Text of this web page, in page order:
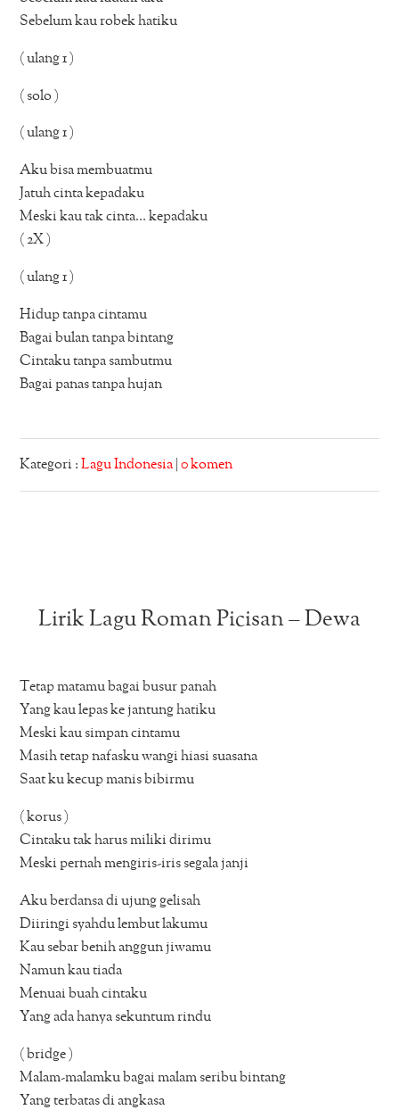
Sebelum kau robek hatiku
( ulang 1 )
( solo )
( ulang 1 )
Aku bisa membuatmu
Jatuh cinta kepadaku
Meski kau tak cinta… kepadaku
( 2X )
( ulang 1 )
Hidup tanpa cintamu
Bagai bulan tanpa bintang
Cintaku tanpa sambutmu
Bagai panas tanpa hujan
Kategori :Lagu Indonesia |0 komen
Lirik Lagu Roman Picisan – Dewa
Tetap matamu bagai busur panah
Yang kau lepas ke jantung hatiku
Meski kau simpan cintamu
Masih tetap nafasku wangi hiasi suasana
Saat ku kecup manis bibirmu
( korus )
Cintaku tak harus miliki dirimu
Meski pernah mengiris-iris segala janji
Aku berdansa di ujung gelisah
Diiringi syahdu lembut lakumu
Kau sebar benih anggun jiwamu
Namun kau tiada
Menuai buah cintaku
Yang ada hanya sekuntum rindu
( bridge )
Malam-malamku bagai malam seribu bintang
Yang terbatas di angkasa